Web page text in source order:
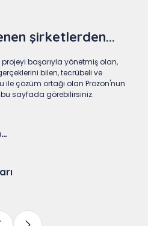
şirketlerden...
projeyi başarıyla yönetmiş olan,
bilen, tecrübeli ve
ile çözüm ortağı olan Prozon'nun
bu sayfada görebilirsiniz.